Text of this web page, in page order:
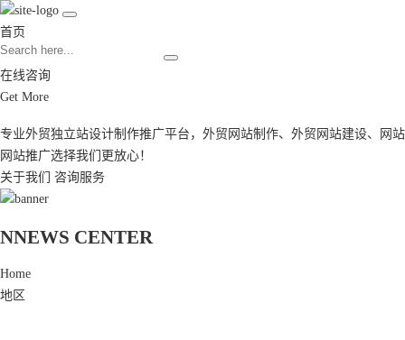
首页
在线咨询
Get More
专业外贸独立站设计制作推广平台， 外贸网站制作、 外贸网站建设、
网站
网站推广选择我们更放心！
关于我们
咨询服务
NNEWS CENTER
Home
地区